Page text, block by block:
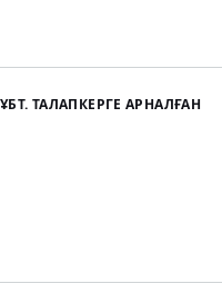
ТАЛАПКЕРГЕ АРНАЛҒАН